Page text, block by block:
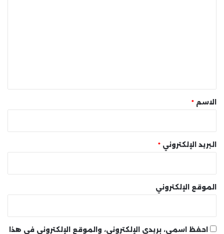
* الاسم *
البريد الإلكتروني *
الموقع الإلكتروني
احفظ اسمي، بريدي الإلكتروني، والموقع الإلكتروني في هذا